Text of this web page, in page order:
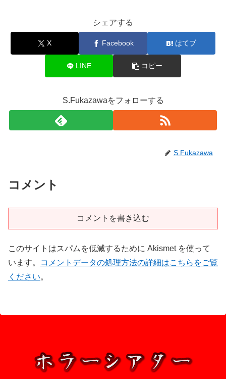
シェアする
X Facebook はてブ
LINE コピー
S.Fukazawaをフォローする
S.Fukazawa
コメント
コメントを書き込む
このサイトはスパムを低減するために Akismet を使って
います。
コメントデータの処理方法の詳細はこちらをご覧
ください。